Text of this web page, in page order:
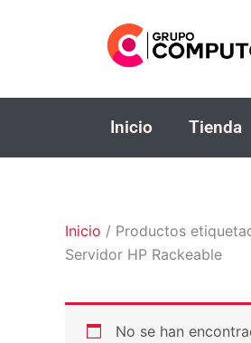
Inicio Tienda
Inicio / Productos
Servidor HP Rackeable
No se han